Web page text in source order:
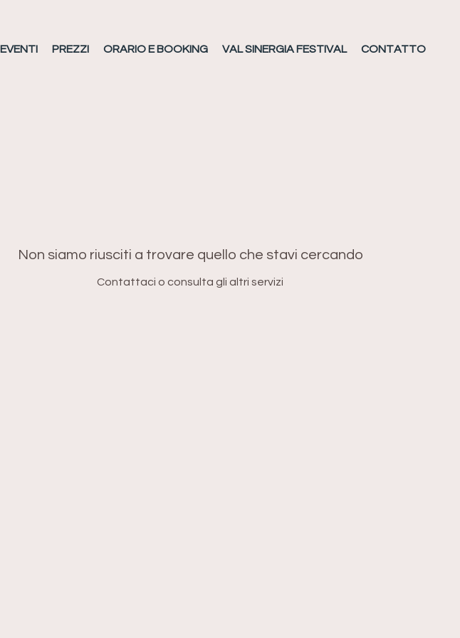
EVENTI PREZZI ORARIO E BOOKING VAL SINERGIA FESTIVAL CONTATTO
Non siamo riusciti a trovare quello che stavi cercando
Contattaci o consulta gli altri servizi